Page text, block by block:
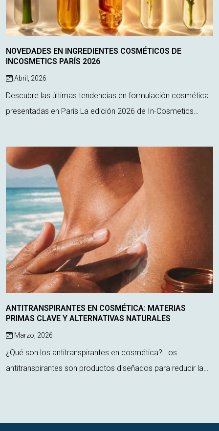
NOVEDADES EN INGREDIENTES COSMÉTICOS DE
INCOSMETICS PARÍS 2026
Abril, 2026
Descubre las últimas tendencias en formulación cosmética
presentadas en París La edición 2026 de In-Cosmetics
ANTITRANSPIRANTES EN COSMÉTICA: MATERIAS
PRIMAS CLAVE Y ALTERNATIVAS NATURALES
Marzo, 2026
¿Qué son los antitranspirantes en cosmética? Los
antitranspirantes son productos diseñados para reducir la